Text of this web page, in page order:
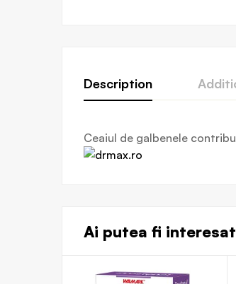
Description
Ceaiul de galbenele
Ai putea fi